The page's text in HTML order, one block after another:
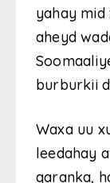
yahay mid
aheyd
burburkii
Waxa uu
leedahay
qaranka,